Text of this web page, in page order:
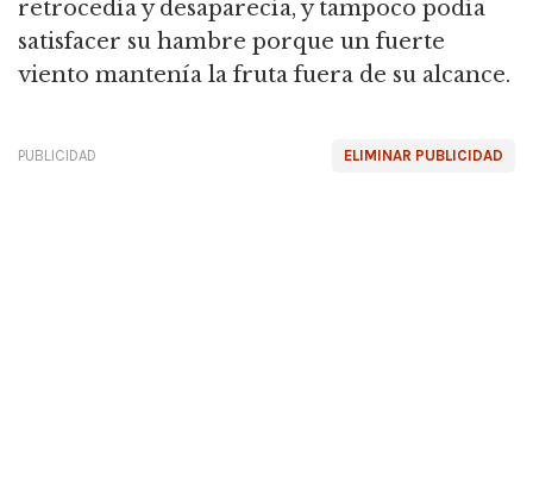
retrocedía y desaparecía, y tampoco podía
satisfacer su hambre porque un fuerte
viento mantenía la fruta fuera de su alcance.
ELIMINAR PUBLICIDAD
PUBLICIDAD